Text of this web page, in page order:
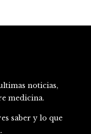
noticias,
medicina.
saber y lo que